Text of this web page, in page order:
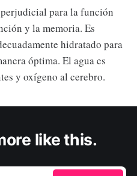
para la función
y la memoria. Es
hidratado para
óptima. El agua es
y oxígeno al cerebro.
like this.